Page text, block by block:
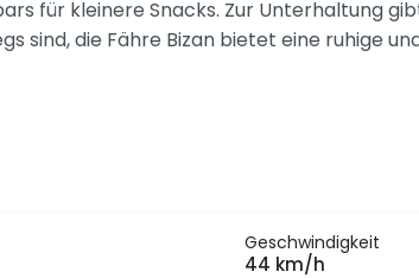
für kleinere Snacks. Zur Unterhaltung
sind, die Fähre Bizan bietet eine ruhige
Geschwindigkeit
44 km/h